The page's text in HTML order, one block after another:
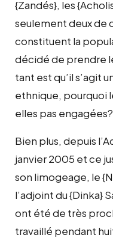
{Zandés}, les
seulement deux de
constituent la
décidé de prendre
tant est qu’il s’agit
ethnique, pourquoi
elles pas engagées?
Bien plus, depuis
janvier 2005 et ce
son limogeage, le
l’adjoint du {Dinka}
ont été de très
travaillé pendant